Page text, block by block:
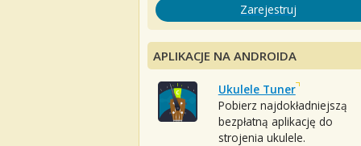
Zarejestruj
APLIKACJE NA ANDROIDA
Ukulele Tuner
Pobierz najdokładniejszą
bezpłatną aplikację do
strojenia ukulele.